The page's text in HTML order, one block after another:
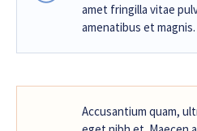
amet fringilla vitae
amenatibus et magnis.
Accusantium quam,